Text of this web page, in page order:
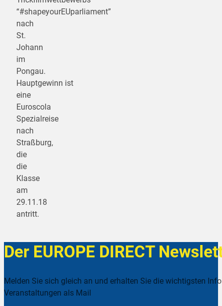
“#shapeyourEUparliament”
nach
St.
Johann
im
Pongau.
Hauptgewinn ist
eine
Euroscola
Spezialreise
nach
Straßburg,
die
die
Klasse
am
29.11.18
antritt.
Der EUROPE DIRECT
Melden Sie sich gleich an und erhalten Sie die wichtigsten
Veranstaltungen als Mail